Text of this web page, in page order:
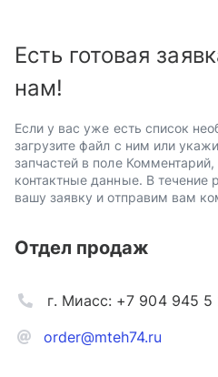
Есть готовая
нам!
Если у вас уже есть список
загрузите файл с ним или
запчастей в поле
контактные данные. В течение
вашу заявку и отправим вам
Отдел продаж
order@mteh74.ru
г. Миасс: +7 904 945 5